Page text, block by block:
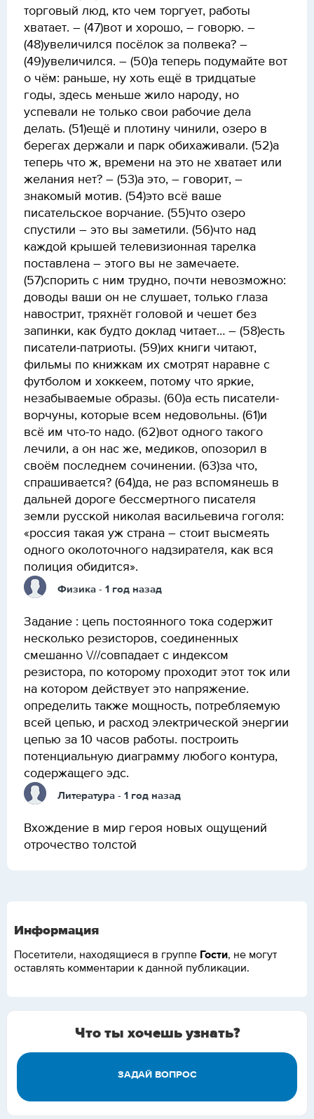
торговый люд, кто чем торгует, работы
хватает. – (47)вот и хорошо, – говорю. –
(48)увеличился посёлок за полвека? –
(49)увеличился. – (50)а теперь подумайте вот
о чём: раньше, ну хоть ещё в тридцатые
годы, здесь меньше жило народу, но
успевали не только свои рабочие дела
делать. (51)ещё и плотину чинили, озеро в
берегах держали и парк обихаживали. (52)а
теперь что ж, времени на это не хватает или
желания нет? – (53)а это, – говорит, –
знакомый мотив. (54)это всё ваше
писательское ворчание. (55)что озеро
спустили – это вы заметили. (56)что над
каждой крышей телевизионная тарелка
поставлена – этого вы не замечаете.
(57)спорить с ним трудно, почти невозможно:
доводы ваши он не слушает, только глаза
навострит, тряхнёт головой и чешет без
запинки, как будто доклад читает… – (58)есть
писатели-патриоты. (59)их книги читают,
фильмы по книжкам их смотрят наравне с
футболом и хоккеем, потому что яркие,
незабываемые образы. (60)а есть писатели-
ворчуны, которые всем недовольны. (61)и
всё им что-то надо. (62)вот одного такого
лечили, а он нас же, медиков, опозорил в
своём последнем сочинении. (63)за что,
спрашивается? (64)да, не раз вспомянешь в
дальней дороге бессмертного писателя
земли русской николая васильевича гоголя:
«россия такая уж страна – стоит высмеять
одного околоточного надзирателя, как вся
полиция обидится».
Физика - 1 год назад
Задание : цепь постоянного тока содержит
несколько резисторов, соединенных
смешанно \///совпадает с индексом
резистора, по которому проходит этот ток или
на котором действует это напряжение.
определить также мощность, потребляемую
всей цепью, и расход электрической энергии
цепью за 10 часов работы. построить
потенциальную диаграмму любого контура,
содержащего эдс.
Литература - 1 год назад
Вхождение в мир героя новых ощущений
отрочество толстой
Информация
Посетители, находящиеся в группе Гости, не могут
оставлять комментарии к данной публикации.
Что ты хочешь узнать?
ЗАДАЙ ВОПРОС